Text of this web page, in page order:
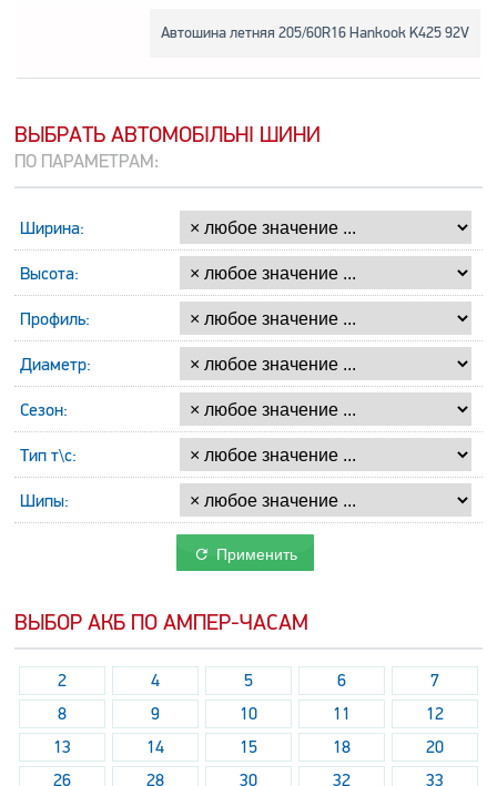
Автошина летняя 205/60R16 Hankook K425 92V
ВЫБРАТЬ АВТОМОБІЛЬНІ ШИНИ
ПО ПАРАМЕТРАМ:
Ширина:
Высота:
Профиль:
Диаметр:
Сезон:
Тип т\с:
Шипы:
Применить
ВЫБОР АКБ ПО АМПЕР-ЧАСАМ
2 4 5 6
7
8
9 10 11
12
13
14 15 18
20
26
28 30 32 33